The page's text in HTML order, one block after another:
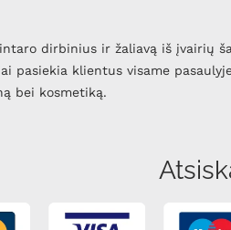
dirbinius ir žaliavą iš įvairių
pasiekia klientus visame
bei kosmetiką.